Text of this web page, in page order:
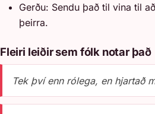
Gerðu: Sendu það til vina til
þeirra.
Fleiri leiðir sem fólk notar það
Tek því enn rólega, en hjartað